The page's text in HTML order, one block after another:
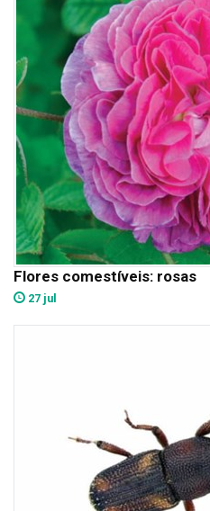
Flores comestíveis: rosas
27 jul